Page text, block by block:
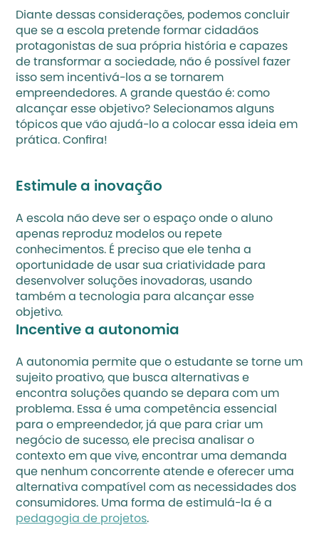
Diante dessas considerações, podemos concluir
que se a escola pretende formar cidadãos
protagonistas de sua própria história e capazes
de transformar a sociedade, não é possível fazer
isso sem incentivá-los a se tornarem
empreendedores. A grande questão é: como
alcançar esse objetivo? Selecionamos alguns
tópicos que vão ajudá-lo a colocar essa ideia em
prática. Confira!
Estimule a inovação
A escola não deve ser o espaço onde o aluno
apenas reproduz modelos ou repete
conhecimentos. É preciso que ele tenha a
oportunidade de usar sua criatividade para
desenvolver soluções inovadoras, usando
também a tecnologia para alcançar esse
objetivo.
Incentive a autonomia
A autonomia permite que o estudante se torne um
sujeito proativo, que busca alternativas e
encontra soluções quando se depara com um
problema. Essa é uma competência essencial
para o empreendedor, já que para criar um
negócio de sucesso, ele precisa analisar o
contexto em que vive, encontrar uma demanda
que nenhum concorrente atende e oferecer uma
alternativa compatível com as necessidades dos
pedagogia de projetos.